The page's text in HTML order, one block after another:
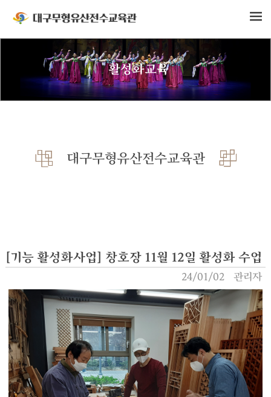
활성화교육
대구무형유산전수교육관
[기능 활성화사업] 창호장 11월 12일 활성화 수업
24/01/02 관리자